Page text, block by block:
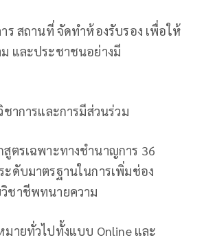
ร สถานที่ จัดทำห้องรับรอง เพื่อให้
และประชาชนอย่างมี
ชาการและการมีส่วนร่วม
ตรเฉพาะทางชำนาญการ 36
ะดับมาตรฐานในการเพิ่มช่อง
ชาชีพทนายความ
ายทั่วไปทั้งแบบ Online และ